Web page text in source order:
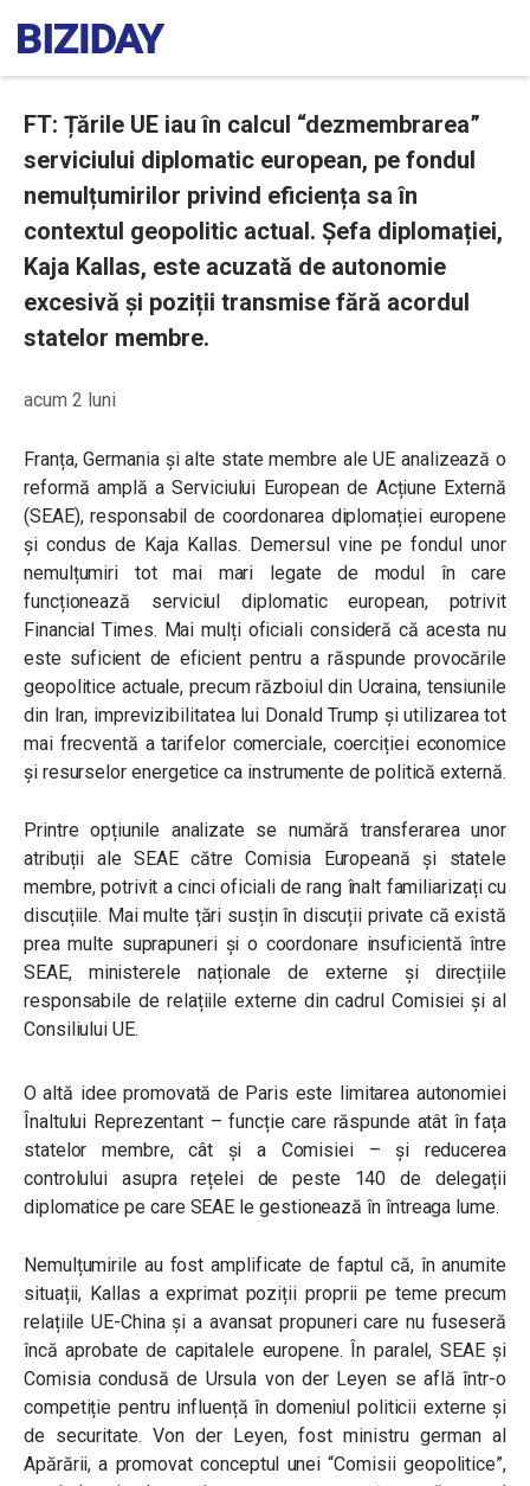
FT: Țările UE iau în calcul “dezmembrarea”
serviciului diplomatic european, pe fondul
nemulțumirilor privind eficiența sa în
contextul geopolitic actual. Șefa diplomației,
Kaja Kallas, este acuzată de autonomie
excesivă și poziții transmise fără acordul
statelor membre.
acum 2 luni
Franța, Germania și alte state membre ale UE analizează o
reformă amplă a Serviciului European de Acțiune Externă
(SEAE), responsabil de coordonarea diplomației europene
și condus de Kaja Kallas. Demersul vine pe fondul unor
nemulțumiri tot mai mari legate de modul în care
funcționează serviciul diplomatic european, potrivit
Financial Times. Mai mulți oficiali consideră că acesta nu
este suficient de eficient pentru a răspunde provocările
geopolitice actuale, precum războiul din Ucraina, tensiunile
din Iran, imprevizibilitatea lui Donald Trump și utilizarea tot
mai frecventă a tarifelor comerciale, coerciției economice
și resurselor energetice ca instrumente de politică externă.
Printre opțiunile analizate se numără transferarea unor
atribuții ale SEAE către Comisia Europeană și statele
membre, potrivit a cinci oficiali de rang înalt familiarizați cu
discuțiile. Mai multe țări susțin în discuții private că există
prea multe suprapuneri și o coordonare insuficientă între
SEAE, ministerele naționale de externe și direcțiile
responsabile de relațiile externe din cadrul Comisiei și al
Consiliului UE.
O altă idee promovată de Paris este limitarea autonomiei
Înaltului Reprezentant – funcție care răspunde atât în fața
statelor membre, cât și a Comisiei – și reducerea
controlului asupra rețelei de peste 140 de delegații
diplomatice pe care SEAE le gestionează în întreaga lume.
Nemulțumirile au fost amplificate de faptul că, în anumite
situații, Kallas a exprimat poziții proprii pe teme precum
relațiile UE-China și a avansat propuneri care nu fuseseră
încă aprobate de capitalele europene. În paralel, SEAE și
Comisia condusă de Ursula von der Leyen se află într-o
competiție pentru influență în domeniul politicii externe și
de securitate. Von der Leyen, fost ministru german al
Apărării, a promovat conceptul unei “Comisii geopolitice”,